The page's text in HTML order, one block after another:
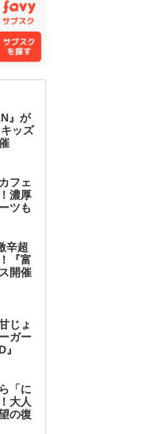
』が
ッズ
フェ
濃厚
ツも
辛超
『富
開催
じょ
ガー
「に
大人
の復